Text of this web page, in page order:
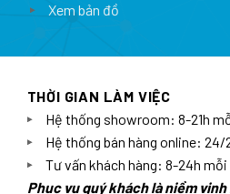
Xem bản đồ
THỜI GIAN LÀM VIỆC
Hệ thống showroom: 8-21h
Hệ thống bán hàng online: 24/
Tư vấn khách hàng: 8-24h mỗi
Phục vụ quý khách là niềm vinh